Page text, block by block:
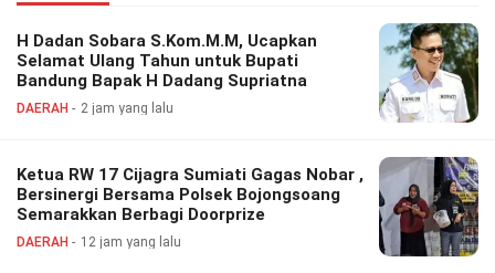
H Dadan Sobara S.Kom.M.M, Ucapkan
Selamat Ulang Tahun untuk Bupati
Bandung Bapak H Dadang Supriatna
DAERAH 2 jam yang lalu
Ketua RW 17 Cijagra Sumiati Gagas Nobar ,
Bersinergi Bersama Polsek Bojongsoang
Semarakkan Berbagi Doorprize
DAERAH 12 jam yang lalu